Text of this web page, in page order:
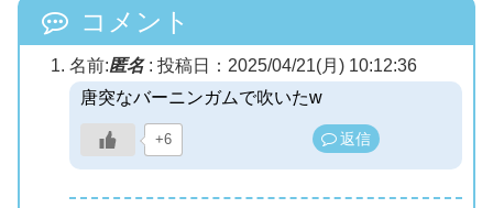
コメント
名前:匿名: 投稿日：2025/04/21(月) 10:12:36
唐突なバーニンガムで吹いたw
+6 返信